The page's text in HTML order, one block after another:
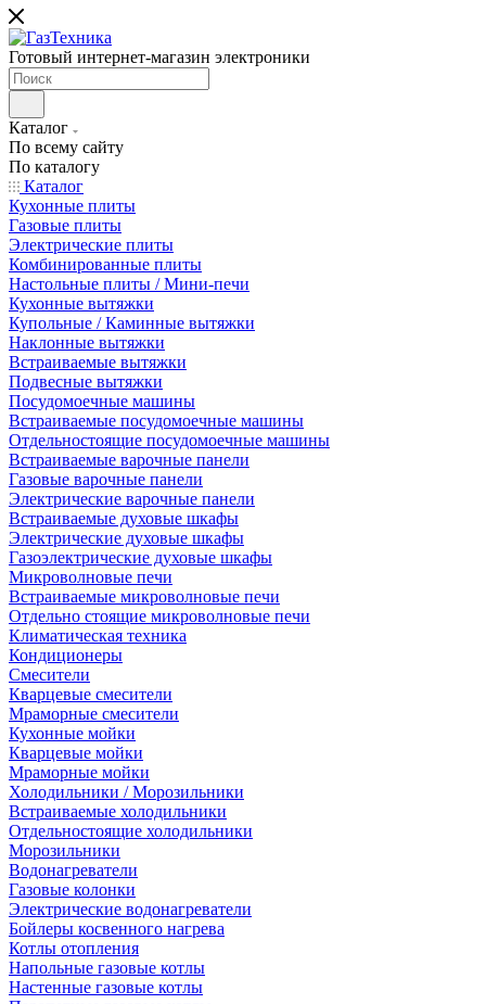
Готовый интернет-магазин электроники
Каталог
По всему сайту
По каталогу
Каталог
Кухонные плиты
Газовые плиты
Электрические плиты
Комбинированные плиты
Настольные плиты / Мини-печи
Кухонные вытяжки
Купольные / Каминные вытяжки
Наклонные вытяжки
Встраиваемые вытяжки
Подвесные вытяжки
Посудомоечные машины
Встраиваемые посудомоечные машины
Отдельностоящие посудомоечные машины
Встраиваемые варочные панели
Газовые варочные панели
Электрические варочные панели
Встраиваемые духовые шкафы
Электрические духовые шкафы
Газоэлектрические духовые шкафы
Микроволновые печи
Встраиваемые микроволновые печи
Отдельно стоящие микроволновые печи
Климатическая техника
Кондиционеры
Смесители
Кварцевые смесители
Мраморные смесители
Кухонные мойки
Кварцевые мойки
Мраморные мойки
Холодильники / Морозильники
Встраиваемые холодильники
Отдельностоящие холодильники
Морозильники
Водонагреватели
Газовые колонки
Электрические водонагреватели
Бойлеры косвенного нагрева
Котлы отопления
Напольные газовые котлы
Настенные газовые котлы